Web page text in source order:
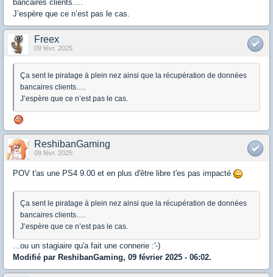
bancaires clients….
J’espère que ce n’est pas le cas.
Freex
09 févr. 2025
Ça sent le piratage à plein nez ainsi que la récupération de données
bancaires clients….
J’espère que ce n’est pas le cas.
ReshibanGaming
09 févr. 2025
POV t'as une PS4 9.00 et en plus d'être libre t'es pas impacté
Ça sent le piratage à plein nez ainsi que la récupération de données
bancaires clients….
J’espère que ce n’est pas le cas.
...ou un stagiaire qu'a fait une connerie :'-)
Modifié par ReshibanGaming, 09 février 2025 - 06:02.